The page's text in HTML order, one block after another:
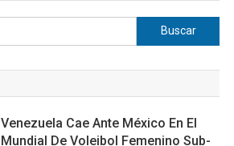
Buscar:
Venezuela Cae Ante México En El
Mundial De Voleibol Femenino Sub-